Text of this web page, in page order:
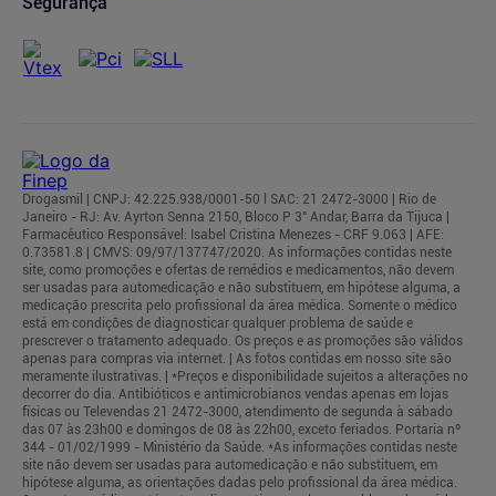
Drogasmil | CNPJ: 42.225.938/0001-50 l SAC: 21 2472-3000 | Rio de
Janeiro - RJ: Av. Ayrton Senna 2150, Bloco P 3° Andar, Barra da Tijuca |
Farmacêutico Responsável: Isabel Cristina Menezes - CRF 9.063 | AFE:
0.73581.8 | CMVS: 09/97/137747/2020. As informações contidas neste
site, como promoções e ofertas de remédios e medicamentos, não devem
ser usadas para automedicação e não substituem, em hipótese alguma, a
medicação prescrita pelo profissional da área médica. Somente o médico
está em condições de diagnosticar qualquer problema de saúde e
prescrever o tratamento adequado. Os preços e as promoções são válidos
apenas para compras via internet. | As fotos contidas em nosso site são
meramente ilustrativas. | *Preços e disponibilidade sujeitos a alterações no
decorrer do dia. Antibióticos e antimicrobianos vendas apenas em lojas
físicas ou Televendas 21 2472-3000, atendimento de segunda à sábado
das 07 às 23h00 e domingos de 08 às 22h00, exceto feriados. Portaria nº
344 - 01/02/1999 - Ministério da Saúde. *As informações contidas neste
site não devem ser usadas para automedicação e não substituem, em
hipótese alguma, as orientações dadas pelo profissional da área médica.